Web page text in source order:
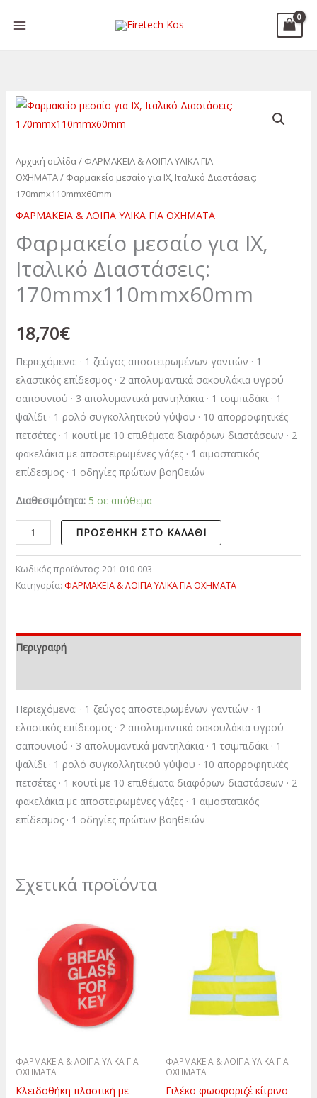
στο
Αρχική σελίδα / ΦΑΡΜΑΚΕΙΑ & ΛΟΙΠΑ ΥΛΙΚΑ ΓΙΑ
ΟΧΗΜΑΤΑ/ Φαρμακείο μεσαίο για ΙΧ, Ιταλικό Διαστάσεις:
170mmx110mmx60mm
ΦΑΡΜΑΚΕΙΑ & ΛΟΙΠΑ ΥΛΙΚΑ ΓΙΑ ΟΧΗΜΑΤΑ
Φαρμακείο μεσαίο για ΙΧ,
Ιταλικό Διαστάσεις:
170mmx110mmx60mm
18,70€
Περιεχόμενα: · 1 ζεύγος αποστειρωμένων γαντιών · 1
ελαστικός επίδεσμος · 2 απολυμαντικά σακουλάκια υγρού
σαπουνιού · 3 απολυμαντικά μαντηλάκια · 1 τσιμπιδάκι · 1
ψαλίδι · 1 ρολό συγκολλητικού γύψου · 10 απορροφητικές
πετσέτες · 1 κουτί με 10 επιθέματα διαφόρων διαστάσεων · 2
φακελάκια με αποστειρωμένες γάζες · 1 αιμοστατικός
επίδεσμος · 1 οδηγίες πρώτων βοηθειών
Διαθεσιμότητα: 5 σε απόθεμα
Φαρμακείο
μεσαίο
ΙΧ,
Ιταλικό
Διαστάσεις:
170mmx110mmx60mm
ποσότητα
ΠΡΟΣΘΉΚΗ ΣΤΟ ΚΑΛΆΘΙ
Κωδικός προϊόντος: 201-010-003
Κατηγορία: ΦΑΡΜΑΚΕΙΑ & ΛΟΙΠΑ ΥΛΙΚΑ ΓΙΑ ΟΧΗΜΑΤΑ
Περιγραφή
Περιεχόμενα: · 1 ζεύγος αποστειρωμένων γαντιών · 1
ελαστικός επίδεσμος · 2 απολυμαντικά σακουλάκια υγρού
σαπουνιού · 3 απολυμαντικά μαντηλάκια · 1 τσιμπιδάκι · 1
ψαλίδι · 1 ρολό συγκολλητικού γύψου · 10 απορροφητικές
πετσέτες · 1 κουτί με 10 επιθέματα διαφόρων διαστάσεων · 2
φακελάκια με αποστειρωμένες γάζες · 1 αιμοστατικός
επίδεσμος · 1 οδηγίες πρώτων βοηθειών
Σχετικά προϊόντα
ΦΑΡΜΑΚΕΙΑ & ΛΟΙΠΑ ΥΛΙΚΑ ΓΙΑ
ΟΧΗΜΑΤΑ
Κλειδοθήκη πλαστική με
ΦΑΡΜΑΚΕΙΑ & ΛΟΙΠΑ ΥΛΙΚΑ ΓΙΑ
ΟΧΗΜΑΤΑ
Γιλέκο φωσφοριζέ κίτρινο